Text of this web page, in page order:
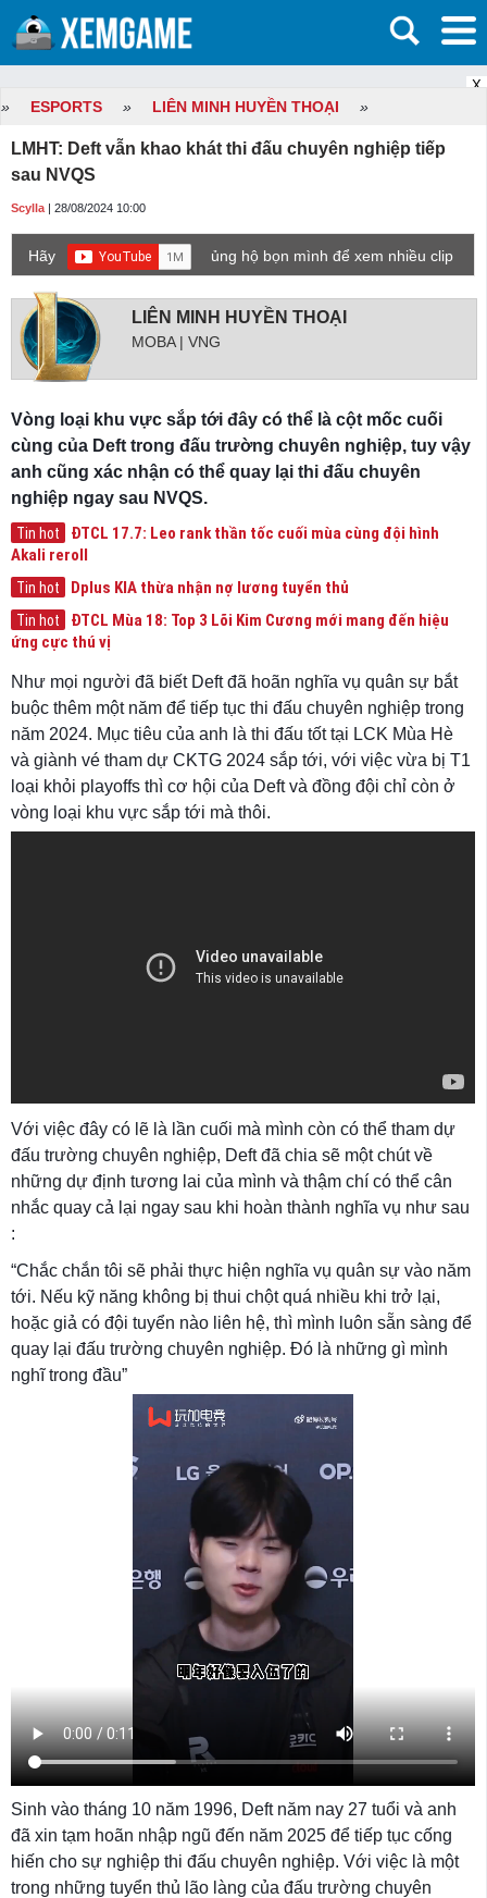
X
» ESPORTS » LIÊN MINH HUYỀN THOẠI »
LMHT: Deft vẫn khao khát thi đấu chuyên nghiệp tiếp
sau NVQS
Scylla | 28/08/2024 10:00
Hãy
ủng hộ bọn mình để xem nhiều clip
LIÊN MINH HUYỀN THOẠI
MOBA | VNG
Vòng loại khu vực sắp tới đây có thể là cột mốc cuối
cùng của Deft trong đấu trường chuyên nghiệp, tuy vậy
anh cũng xác nhận có thể quay lại thi đấu chuyên
nghiệp ngay sau NVQS.
Tin hot
ĐTCL 17.7: Leo rank thần tốc cuối mùa cùng đội hình
Akali reroll
Tin hot Dplus KIA thừa nhận nợ lương tuyển thủ
Tin hot
ĐTCL Mùa 18: Top 3 Lõi Kim Cương mới mang đến hiệu
ứng cực thú vị
Như mọi người đã biết Deft đã hoãn nghĩa vụ quân sự bắt
buộc thêm một năm để tiếp tục thi đấu chuyên nghiệp trong
năm 2024. Mục tiêu của anh là thi đấu tốt tại LCK Mùa Hè
và giành vé tham dự CKTG 2024 sắp tới, với việc vừa bị T1
loại khỏi playoffs thì cơ hội của Deft và đồng đội chỉ còn ở
vòng loại khu vực sắp tới mà thôi.
Với việc đây có lẽ là lần cuối mà mình còn có thể tham dự
đấu trường chuyên nghiệp, Deft đã chia sẽ một chút về
những dự định tương lai của mình và thậm chí có thể cân
nhắc quay cả lại ngay sau khi hoàn thành nghĩa vụ như sau
:
“Chắc chắn tôi sẽ phải thực hiện nghĩa vụ quân sự vào năm
tới. Nếu kỹ năng không bị thui chột quá nhiều khi trở lại,
hoặc giả có đội tuyển nào liên hệ, thì mình luôn sẵn sàng để
quay lại đấu trường chuyên nghiệp. Đó là những gì mình
nghĩ trong đầu”
Sinh vào tháng 10 năm 1996, Deft năm nay 27 tuổi và anh
đã xin tạm hoãn nhập ngũ đến năm 2025 để tiếp tục cống
hiến cho sự nghiệp thi đấu chuyên nghiệp. Với việc là một
trong những tuyển thủ lão làng của đấu trường chuyên